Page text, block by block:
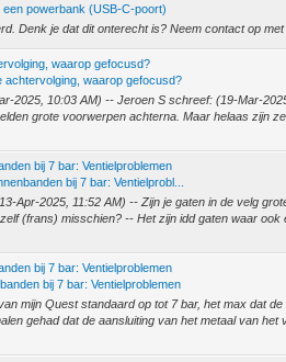
een powerbank (USB-C-poort)
Denk je dat dit onterecht is? Neem contact op
waarop gefocusd?
achtervolging, waarop gefocusd?
2025, 10:03 AM) -- Jeroen S schreef: (19-Mar-
grote voorwerpen achterna. Maar helaas zijn
bij 7 bar: Ventielproblemen
bij 7 bar: Ventielprobl...
Apr-2025, 11:52 AM) -- Zijn je gaten in de velg
(frans) misschien? -- Het zijn idd gaten waar ook
bij 7 bar: Ventielproblemen
bij 7 bar: Ventielproblemen
mijn Quest standaard op tot 7 bar, het max dat de
gehad dat de aansluiting van het metaal van het